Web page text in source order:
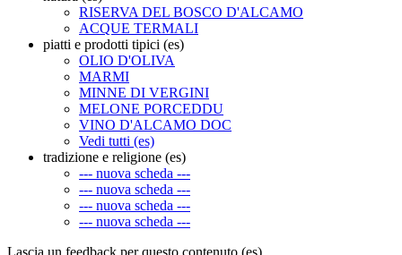
RISERVA DEL BOSCO D'ALCAMO
ACQUE TERMALI
piatti e prodotti tipici (es)
OLIO D'OLIVA
MARMI
MINNE DI VERGINI
MELONE PORCEDDU
VINO D'ALCAMO DOC
Vedi tutti (es)
tradizione e religione (es)
--- nuova scheda ---
--- nuova scheda ---
--- nuova scheda ---
--- nuova scheda ---
Lascia un feedback per questo contenuto (es)